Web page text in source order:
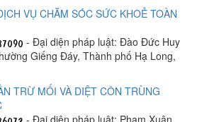
VỤ CHĂM SÓC SỨC KHOẺ TOÀN
- Đại diện pháp luật: Đào Đức Huy
Giếng Đáy, Thành phố Hạ Long,
TRỪ MỐI VÀ DIỆT CÔN TRÙNG
- Đại diện pháp luật: Phạm Xuân